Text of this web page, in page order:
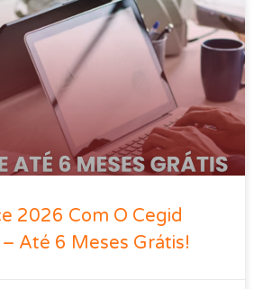
2026 Com O Cegid
Até 6 Meses Grátis!